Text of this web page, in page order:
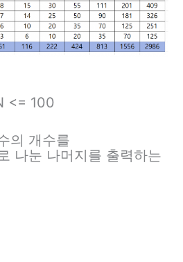
<= 100
의 개수를
나눈 나머지를 출력하는